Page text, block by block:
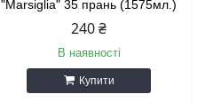
"Marsiglia" 35 прань (1575мл.)
240 ₴
В наявності
Купити